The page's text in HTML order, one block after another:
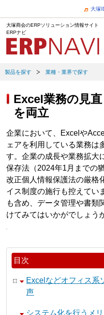
大塚
大塚商会のERPソリューション情報サイト
ERPナビ
製品を探す 業種・業界で探す
Excel業務の見
を両立
企業において、Excelや
ェアを利用している業務は
す。企業の成長や業務拡大
保存法（2024年1月までの
改正個人情報保護法の厳格
イス制度の施行も控えてい
も含め、データ管理や書類
けてみてはいかがでしょう
目次
Excelなどオフィス系
声
システム化を行うメリ